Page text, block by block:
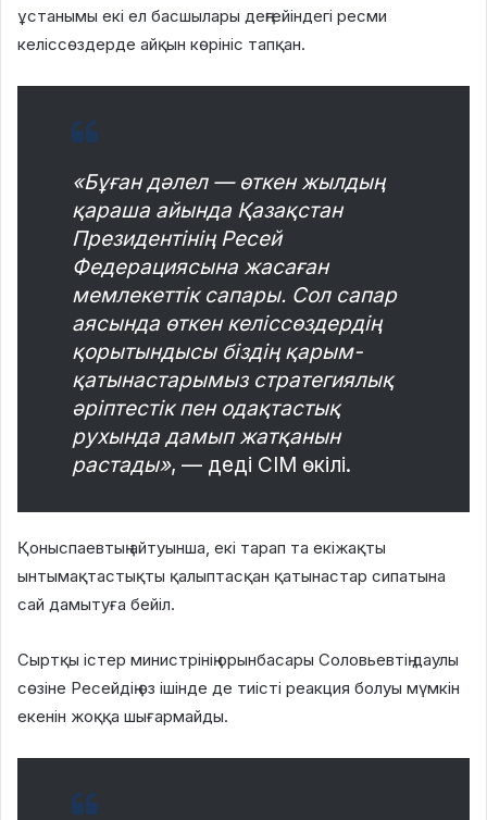
ұстанымы екі ел басшылары деңгейіндегі ресми
келіссөздерде айқын көрініс тапқан.
«Бұған дәлел — өткен жылдың
қараша айында Қазақстан
Президентінің Ресей
Федерациясына жасаған
мемлекеттік сапары. Сол сапар
аясында өткен келіссөздердің
қорытындысы біздің қарым-
қатынастарымыз стратегиялық
әріптестік пен одақтастық
рухында дамып жатқанын
растады», — деді СІМ өкілі.
Қоныспаевтың айтуынша, екі тарап та екіжақты
ынтымақтастықты қалыптасқан қатынастар сипатына
сай дамытуға бейіл.
Сыртқы істер министрінің орынбасары Соловьевтің даулы
сөзіне Ресейдің өз ішінде де тиісті реакция болуы мүмкін
екенін жоққа шығармайды.